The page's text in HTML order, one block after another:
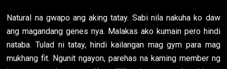
Natural na gwapo ang aking tatay. Sabi nila nakuha ko daw
ang magandang genes nya. Malakas ako kumain pero hindi
nataba. Tulad ni tatay, hindi kailangan mag gym para mag
mukhang fit. Ngunit ngayon, parehas na kaming member ng